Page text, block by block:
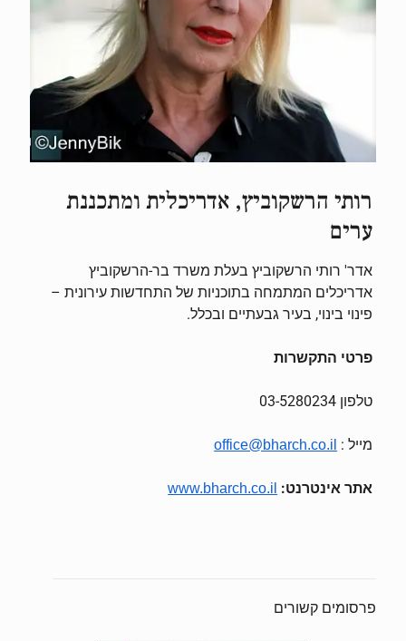
רותי הרשקוביץ, אדריכלית ומתכננת
ערים
אדר' רותי הרשקוביץ בעלת משרד בר-הרשקוביץ
אדריכלים המתמחה בתוכניות של התחדשות עירונית –
פינוי בינוי, בעיר גבעתיים ובכלל.
פרטי התקשרות
טלפון 03-5280234
מייל : office@bharch.co.il
אתר אינטרנט: www.bharch.co.il
פרסומים קשורים